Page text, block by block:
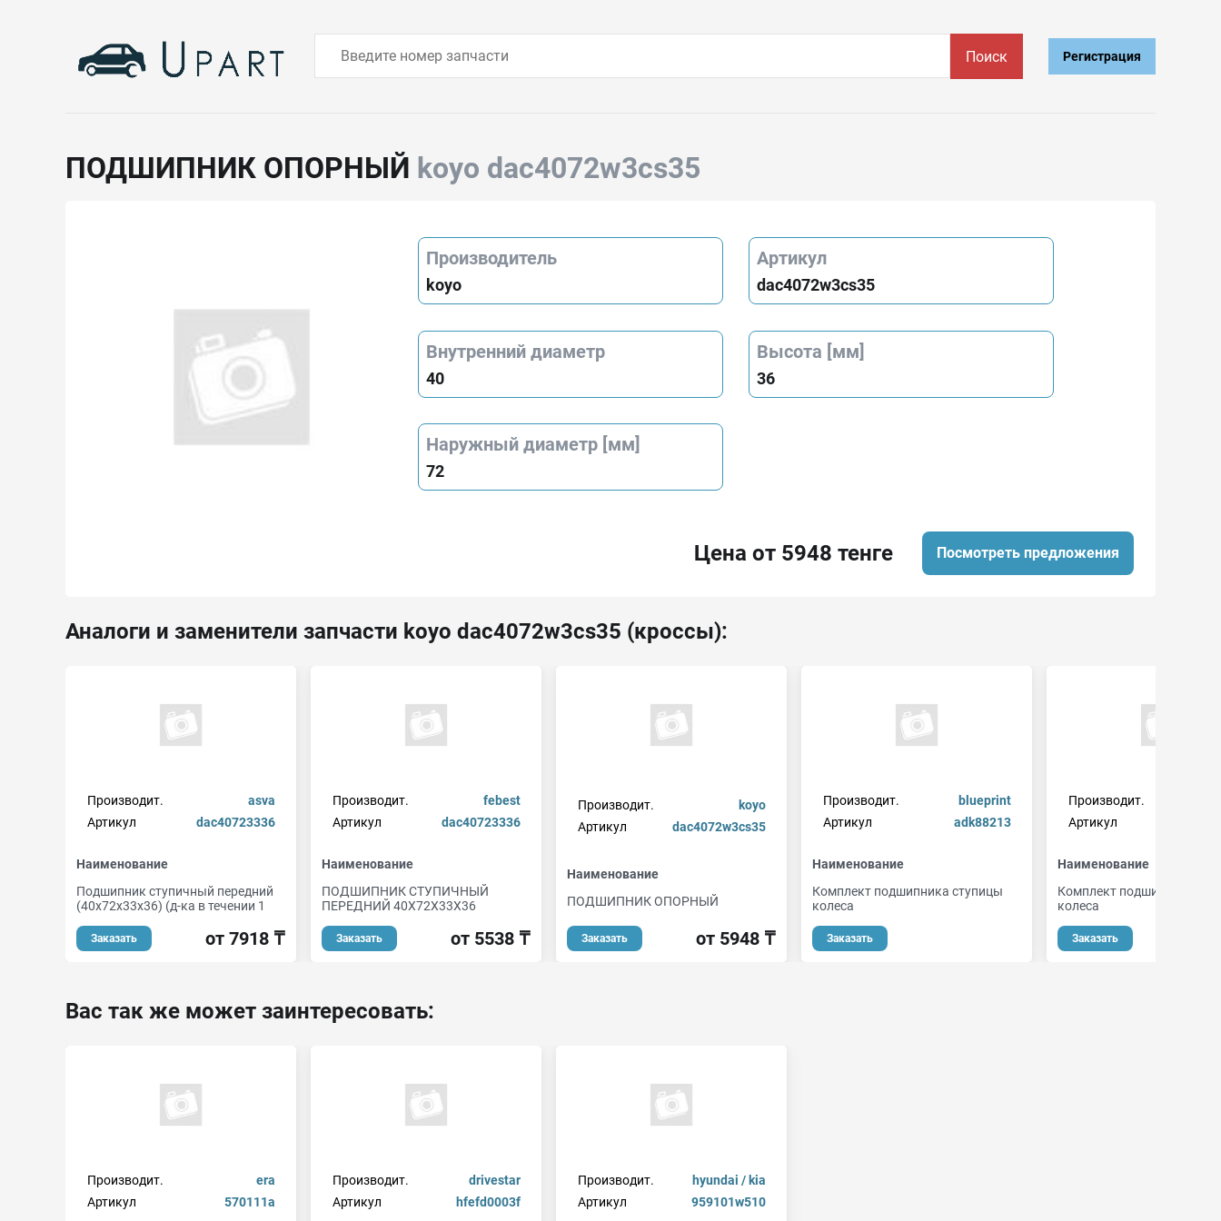
Поиск Регистрация
ПОДШИПНИК ОПОРНЫЙ koyo dac4072w3cs35
Производитель
koyo
Артикул
dac4072w3cs35
Внутренний диаметр
40
Высота [мм]
36
Наружный диаметр [мм]
72
Цена от 5948 тенге Посмотреть предложения
Аналоги и заменители запчасти koyo dac4072w3cs35 (кроссы):
Производит.
asva
Артикул
dac40723336
Наименование
Подшипник ступичный передний
(40x72x33x36) (д-ка в течении 1
Заказать от 7918 ₸
Производит.
febest
Артикул
dac40723336
Наименование
ПОДШИПНИК СТУПИЧНЫЙ
ПЕРЕДНИЙ 40X72X33X36
Заказать от 5538 ₸
Производит.
koyo
Артикул
dac4072w3cs35
Наименование
ПОДШИПНИК ОПОРНЫЙ
Заказать от 5948 ₸
Производит.
blueprint
Артикул
adk88213
Наименование
Комплект подшипника ступицы
колеса
Заказать
Производит.
Артикул
Наименование
Комплект подшипника
колеса
Заказать
Вас так же может заинтересовать:
Производит.
era
Артикул
570111a
Производит.
drivestar
Артикул
hfefd0003f
Производит.
hyundai / kia
Артикул
959101w510